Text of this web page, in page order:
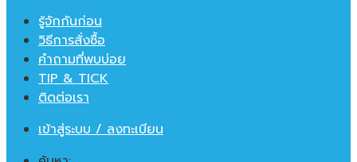
รู้จักกันก่อน
วิธีการสั่งซื้อ
คำถามที่พบบ่อย
TIP & TICK
ติดต่อเรา
เข้าสู่ระบบ / ลงทะเบียน